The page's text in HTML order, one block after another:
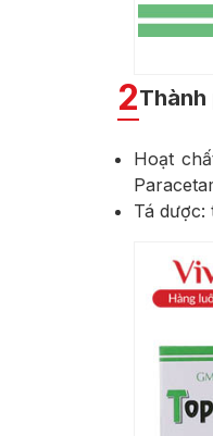
2Thành
Hoạt
Tá dược: